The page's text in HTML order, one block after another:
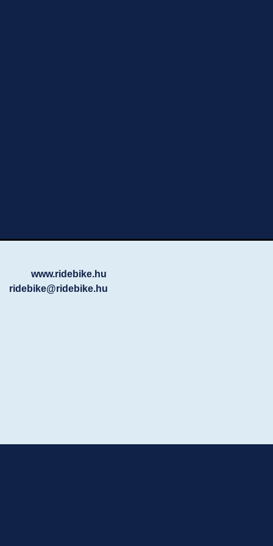
www.ridebike.hu
ridebike@ridebike.hu